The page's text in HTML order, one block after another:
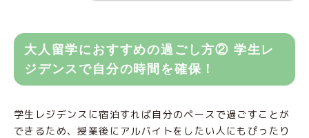
大人留学におすすめの過ごし方② 学生レ
ジデンスで自分の時間を確保！
学生レジデンスに宿泊すれば自分のペースで過ごすことが
できるため、授業後にアルバイトをしたい人にもぴったり